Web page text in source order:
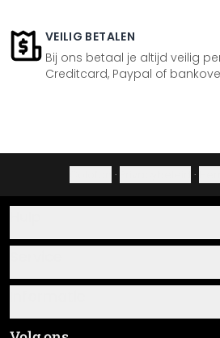
VEILIG BETALEN
Bij ons betaal je altijd veilig
Creditcard, Paypal of
· ·
Over ons
Plak- en montagehandleidingen
Algemene voorwaarden